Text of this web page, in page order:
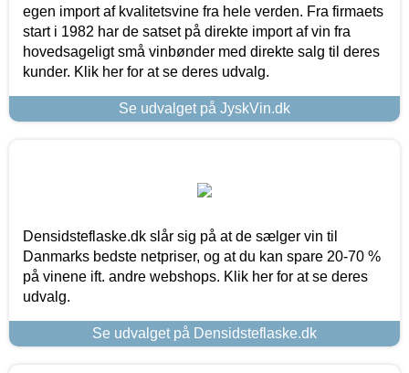
egen import af kvalitetsvine fra hele verden. Fra firmaets
start i 1982 har de satset på direkte import af vin fra
hovedsageligt små vinbønder med direkte salg til deres
kunder. Klik her for at se deres udvalg.
Se udvalget på JyskVin.dk
Densidsteflaske.dk slår sig på at de sælger vin til
Danmarks bedste netpriser, og at du kan spare 20-70 %
på vinene ift. andre webshops. Klik her for at se deres
udvalg.
Se udvalget på Densidsteflaske.dk